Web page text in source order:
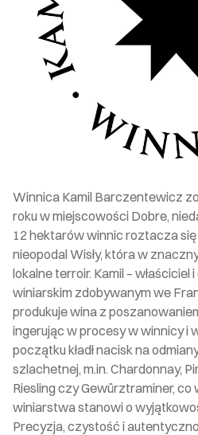
Winnica Kamil Barczentewicz
roku w miejscowości Dobre,
12 hektarów winnic roztacza
nieopodal Wisły, która w
lokalne terroir. Kamil – właściciel
winiarskim zdobywanym we
produkuje wina z
ingerując w procesy w winnicy i
początku kładł nacisk na
szlachetnej, m.in. Chardonnay,
Riesling czy Gewürztraminer, co
winiarstwa stanowi o
Precyzja, czystość i